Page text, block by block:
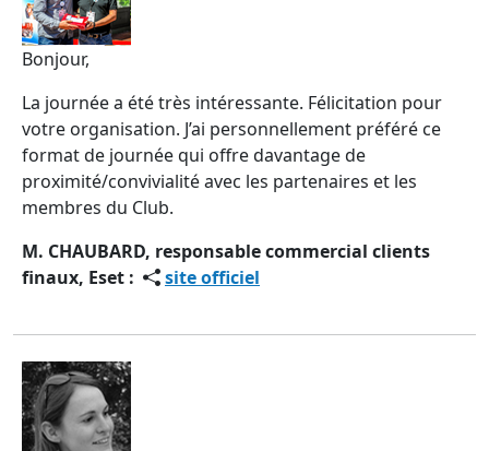
Bonjour,
La journée a été très intéressante. Félicitation pour
votre organisation. J’ai personnellement préféré ce
format de journée qui offre davantage de
proximité/convivialité avec les partenaires et les
membres du Club.
M. CHAUBARD, responsable commercial clients
finaux, Eset :
site officiel